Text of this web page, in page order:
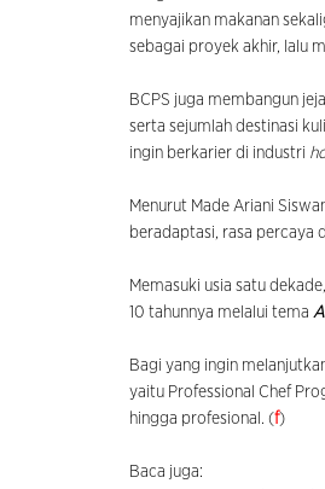
menyajikan makanan
sebagai proyek akhir, lalu
BCPS juga membangun
serta sejumlah destinasi
ingin berkarier di industri
Menurut Made Ariani
beradaptasi, rasa percaya
Memasuki usia satu
10 tahunnya melalui tema
Bagi yang ingin
yaitu Professional Chef
hingga profesional. (f)
Baca juga: